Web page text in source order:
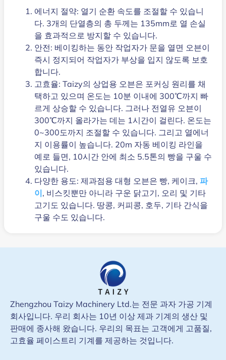
에너지 절약: 열기 순환 속도를 조절할 수 있습니
다. 3개의 단열층의 총 두께는 135mm로 열 손실
을 효과적으로 방지할 수 있습니다.
안전: 베이킹하는 동안 작업자가 문을 열면 오븐이
즉시 정지되어 작업자가 부상을 입지 않도록 보호
합니다.
고효율: Taizy의 상업용 오븐은 포커싱 원리를 채
택하고 있으며 온도는 10분 이내에 300℃까지 빠
르게 상승할 수 있습니다. 그러나 전열유 오븐이
300℃까지 올라가는 데는 1시간이 걸린다. 온도는
0~300도까지 조절할 수 있습니다. 그리고 열에너
지 이용률이 높습니다. 20m 자동 베이킹 라인을
예로 들면, 10시간 안에 최소 5.5톤의 빵을 구울 수
있습니다.
다양한 용도: 제과점용 대형 오븐은 빵, 케이크, 파
이, 비스킷뿐만 아니라 구운 닭고기, 오리 및 기타
고기도 있습니다. 땅콩, 커피콩, 호두, 기타 간식을
구울 수도 있습니다.
Zhengzhou Taizy Machinery Ltd.는 전문 과자 가공 기계
회사입니다. 우리 회사는 10년 이상 제과 기계의 생산 및
판매에 종사해 왔습니다. 우리의 목표는 고객에게 고품질,
고효율 페이스트리 기계를 제공하는 것입니다.